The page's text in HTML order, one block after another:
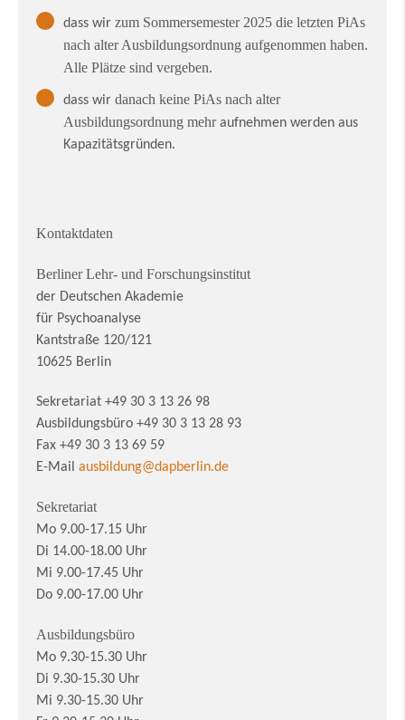
dass wir zum Sommersemester 2025 die letzten PiAs
nach alter Ausbildungsordnung aufgenommen haben.
Alle Plätze sind vergeben.
dass wir danach keine PiAs nach alter
Ausbildungsordnung mehraufnehmen werden aus
Kapazitätsgründen.
Kontaktdaten
Berliner Lehr- und Forschungsinstitut
der Deutschen Akademie
für Psychoanalyse
Kantstraße 120/121
10625 Berlin
Sekretariat +49 30 3 13 26 98
Ausbildungsbüro +49 30 3 13 28 93
Fax +49 30 3 13 69 59
E-Mail ausbildung@dapberlin.de
Sekretariat
Mo 9.00-17.15 Uhr
Di 14.00-18.00 Uhr
Mi 9.00-17.45 Uhr
Do 9.00-17.00 Uhr
Ausbildungsbüro
Mo 9.30-15.30 Uhr
Di 9.30-15.30 Uhr
Mi 9.30-15.30 Uhr